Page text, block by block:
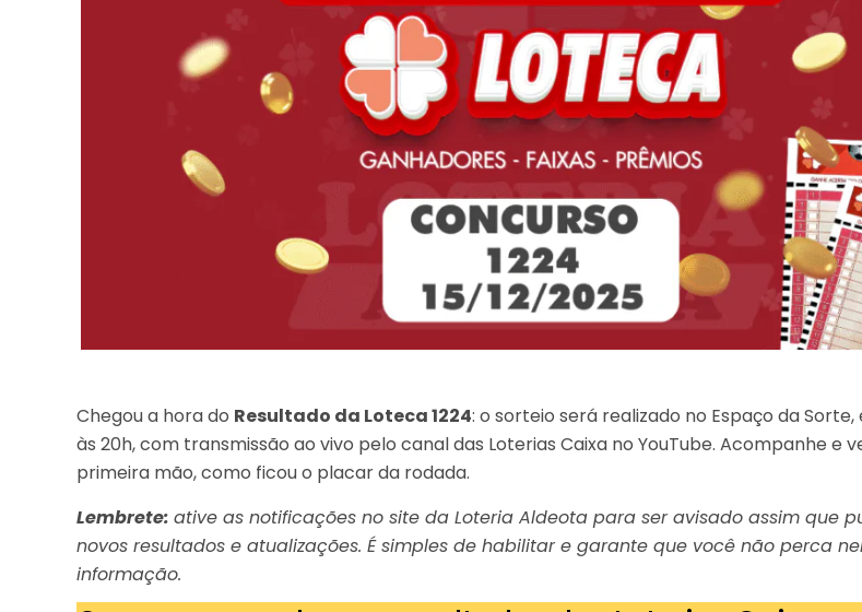
Chegou a hora do Resultado da Loteca 1224: o sorteio será realizado no Espaço da Sorte,
às 20h, com transmissão ao vivo pelo canal das Loterias Caixa no YouTube. Acompanhe e
primeira mão, como ficou o placar da rodada.
Lembrete:ative as notificações no site da Loteria Aldeota para ser avisado assim que
novos resultados e atualizações. É simples de habilitar e garante que você não perca
informação.